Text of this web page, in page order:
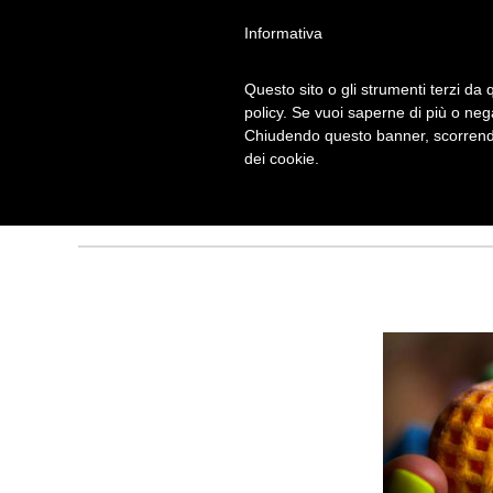
THE SUGAR
ZUCCHERO
Informativa
Questo sito o gli strumenti terzi da
policy. Se vuoi saperne di più o
Chiudendo questo banner,
dei cookie.